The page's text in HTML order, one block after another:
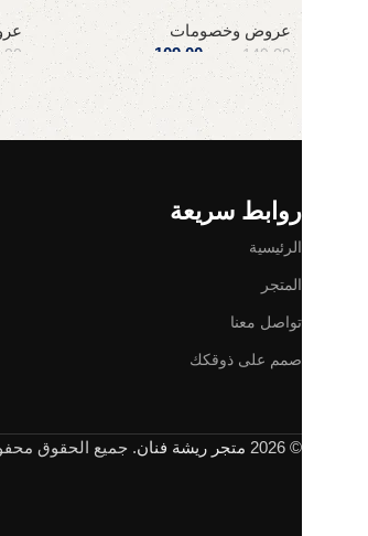
عروض وخصومات
149,00 ر.س 109,00 ر.س
إضافة إلى السلة
Read More
روابط سريعة
الرئيسية
المتجر
تواصل معنا
صمم على ذوقكك
© 2026 متجر ريشة فنان. جميع الحقوق